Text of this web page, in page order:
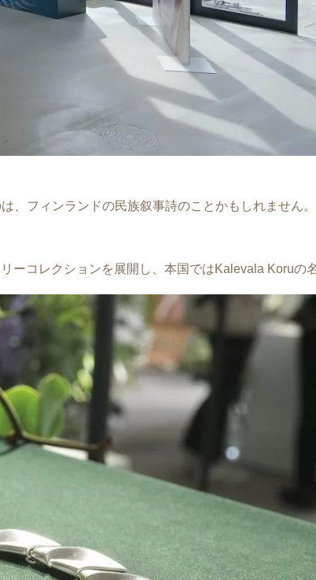
フィンランドの民族叙事詩のことかもしれません
コレクションを展開し、本国ではKalevala Koruの